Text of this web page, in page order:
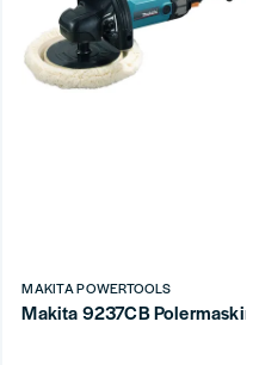
MAKITA POWERTOOLS
Makita 9237CB Polermaskin